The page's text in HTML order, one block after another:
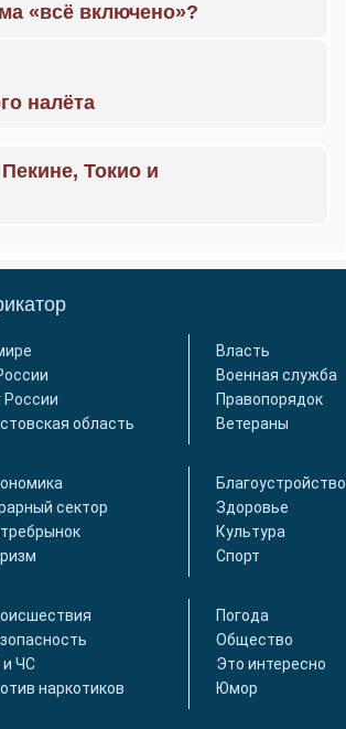
«всё включено»?
налёта
Токио и
России
область
Власть
Военная служба
Правопорядок
Ветераны
сектор
Благоустройство
Здоровье
Культура
Спорт
и ЧС
наркотиков
Погода
Общество
Это интересно
Юмор